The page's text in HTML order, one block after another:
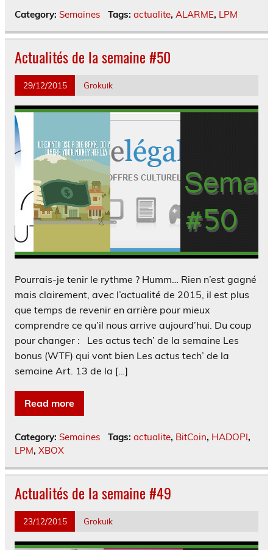
Category: Semaines Tags: actualite, ALARME, LPM
Actualités de la semaine #50
29/12/2015 Grokuik
Pourrais-je tenir le rythme ? Humm… Rien n’est gagné
mais clairement, avec l’actualité de 2015, il est plus
que temps de revenir en arrière pour mieux
comprendre ce qu’il nous arrive aujourd’hui. Du coup
pour changer : Les actus tech’ de la semaine Les
bonus (WTF) qui vont bien Les actus tech’ de la
semaine Art. 13 de la […]
Read more
Category: Semaines Tags: actualite, BitCoin, HADOPI,
LPM, XBOX
Actualités de la semaine #49
23/12/2015 Grokuik